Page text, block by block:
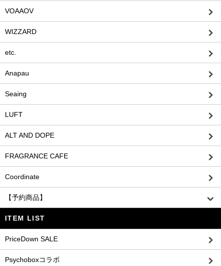
VOAAOV
WIZZARD
etc.
Anapau
Seaing
LUFT
ALT AND DOPE
FRAGRANCE CAFE
Coordinate
【予約商品】
ITEM LIST
PriceDown SALE
Psychoboxコラボ